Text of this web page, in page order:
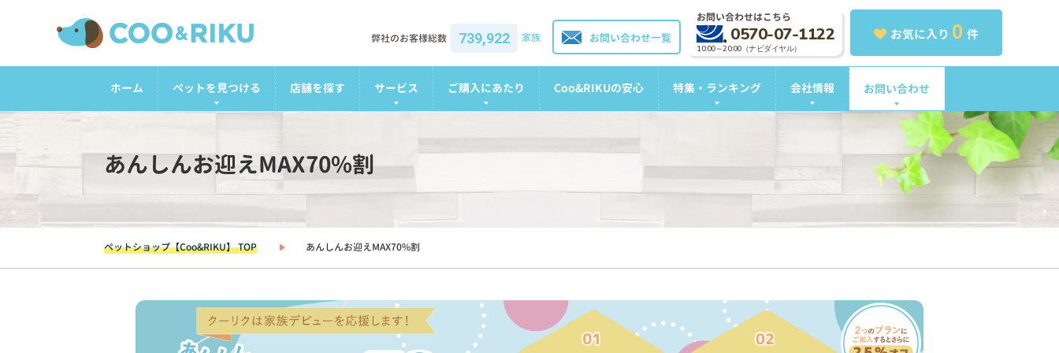
お気に入り 0 件
お問い合わせはこちら
0570-07-1122
10:00～20:00（ナビダイヤル）
お問い合わせ一覧
弊社のお客様総数 739,922 家族
ホーム ペットを見つける 店舗を探す サービス ご購入にあたり Coo&RIKUの安心 特集・ランキング 会社情報 お問い合わせ
あんしんお迎えMAX70%割
ペットショップ【Coo&RIKU】 TOP あんしんお迎えMAX70%割